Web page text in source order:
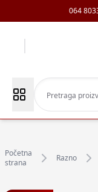
064
Početna
strana
Razno